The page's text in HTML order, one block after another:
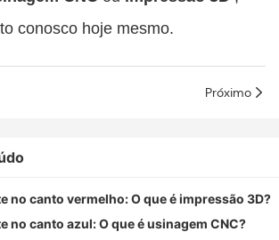
conosco hoje mesmo.
Próximo
no canto vermelho: O que é impressão 3D?
no canto azul: O que é usinagem CNC?